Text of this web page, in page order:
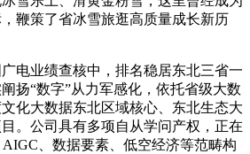
鞭策了省冰雪旅逛高质量成长新历
业绩查核中，排名稳居东北三省一
扬“数字”从力军感化，依托省级大数
化大数据东北区域核心、东北生态大
。公司具有多项自从学问产权，正在
、数据要素、低空经济等范畴构